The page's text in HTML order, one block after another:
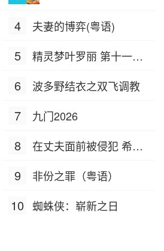
4 夫妻的博弈(粤语)
5
精灵梦叶罗丽 第十一季
6 波多野结衣之双飞调教
7 九门2026
8
在丈夫面前被侵犯 希岛
9 非份之罪（粤语）
10 蜘蛛侠：崭新之日